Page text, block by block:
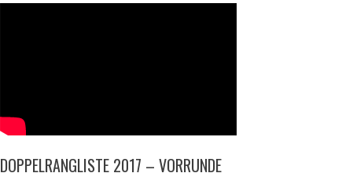
DOPPELRANGLISTE 2017 – VORRUNDE